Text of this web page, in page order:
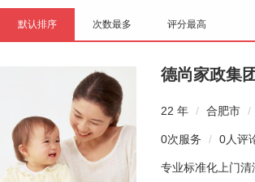
默认排序 次数最多 评分最高
德尚家政集团
22 年 / 合肥市 /
0次服务 / 0人评
专业标准化上门清